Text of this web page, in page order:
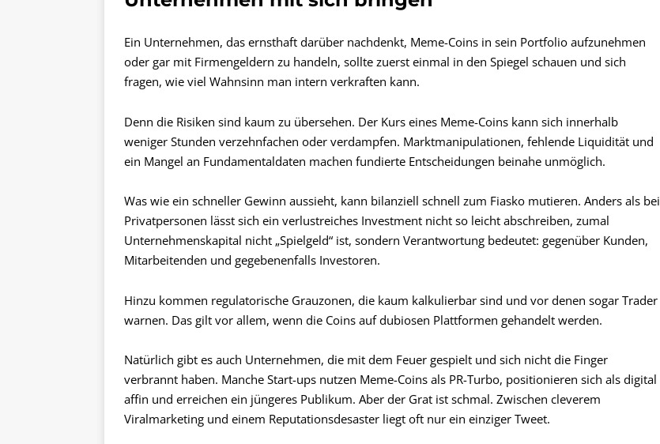
Ein Unternehmen, das ernsthaft darüber nachdenkt, Meme-Coins in sein Portfolio aufzunehmen
oder gar mit Firmengeldern zu handeln, sollte zuerst einmal in den Spiegel schauen und sich
fragen, wie viel Wahnsinn man intern verkraften kann.
Denn die Risiken sind kaum zu übersehen. Der Kurs eines Meme-Coins kann sich innerhalb
weniger Stunden verzehnfachen oder verdampfen. Marktmanipulationen, fehlende Liquidität und
ein Mangel an Fundamentaldaten machen fundierte Entscheidungen beinahe unmöglich.
Was wie ein schneller Gewinn aussieht, kann bilanziell schnell zum Fiasko mutieren. Anders als bei
Privatpersonen lässt sich ein verlustreiches Investment nicht so leicht abschreiben, zumal
Unternehmenskapital nicht „Spielgeld“ ist, sondern Verantwortung bedeutet: gegenüber Kunden,
Mitarbeitenden und gegebenenfalls Investoren.
Hinzu kommen regulatorische Grauzonen, die kaum kalkulierbar sind und vor denen sogar Trader
warnen. Das gilt vor allem, wenn die Coins auf dubiosen Plattformen gehandelt werden.
Natürlich gibt es auch Unternehmen, die mit dem Feuer gespielt und sich nicht die Finger
verbrannt haben. Manche Start-ups nutzen Meme-Coins als PR-Turbo, positionieren sich als digital
affin und erreichen ein jüngeres Publikum. Aber der Grat ist schmal. Zwischen cleverem
Viralmarketing und einem Reputationsdesaster liegt oft nur ein einziger Tweet.